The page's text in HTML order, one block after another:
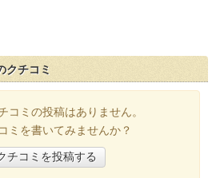
クチコミ
コミの投稿はありません。
ミを書いてみませんか？
チコミを投稿する